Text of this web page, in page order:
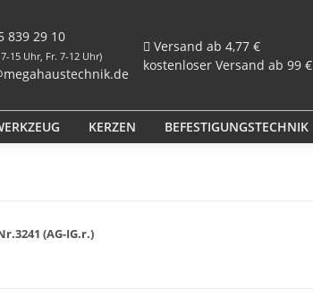
839 29 10
15 Uhr, Fr. 7-12 Uhr)
Versand ab 4,77 €
kostenloser Versand ab 99 €
KERZEN BEFESTIGUNGSTECHNIK
(AG-IG.r.)